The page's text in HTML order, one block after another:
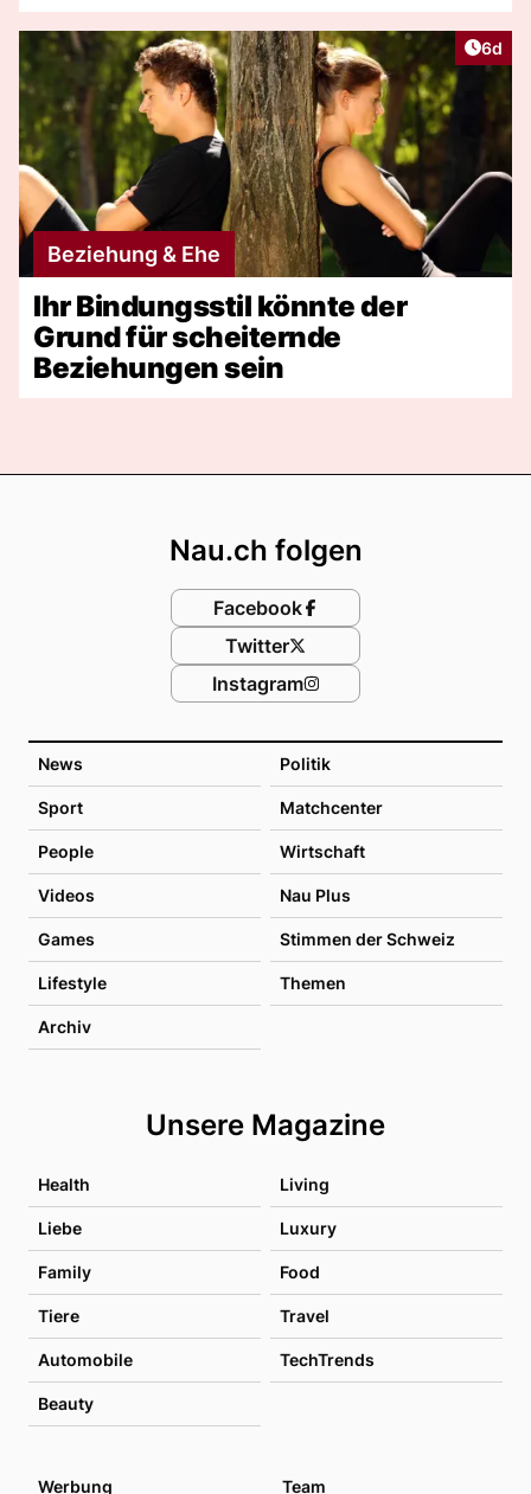
6d
Beziehung & Ehe
Ihr Bindungsstil könnte der
Grund für scheiternde
Beziehungen sein
News Politik
Sport Matchcenter
People Wirtschaft
Videos Nau Plus
Games Stimmen der Schweiz
Lifestyle Themen
Archiv
Unsere Magazine
Health Living
Liebe Luxury
Family Food
Tiere Travel
Automobile TechTrends
Beauty
Nau.ch folgen
Facebook
Twitter
Instagram
Werbung Team